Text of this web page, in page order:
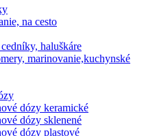
na cesto
haluškáre
marinovanie,kuchynské
dózy keramické
dózy sklenené
dózy plastové